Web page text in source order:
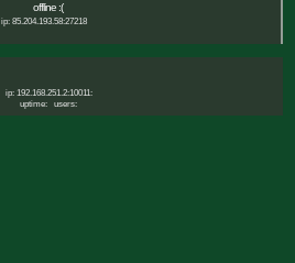
offline :(
ip: 85.204.193.58:27218
ip: 192.168.251.2:10011:
uptime:
users: